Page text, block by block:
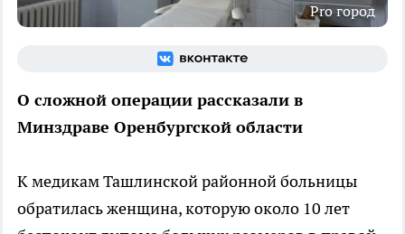
Pro город
О сложной операции рассказали в
Минздраве Оренбургской области
К медикам Ташлинской районной больницы
обратилась женщина, которую около 10 лет